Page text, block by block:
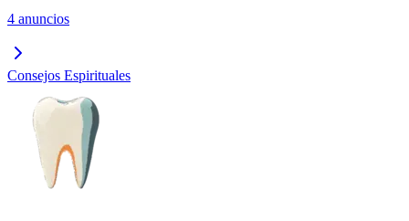
4 anuncios
Consejos Espirituales